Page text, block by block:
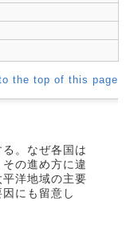
the top of this page
。なぜ各国は
の進め方に違
洋地域の主要
にも留意し